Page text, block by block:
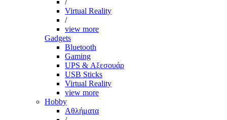
/
Virtual Reality
/
view more
Gadgets
Bluetooth
Gaming
UPS & Αξεσουάρ
USB Sticks
Virtual Reality
view more
Hobby
Αθλήματα